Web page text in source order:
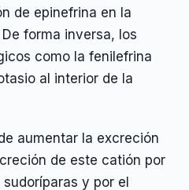
de epinefrina en la
De forma inversa, los
como la fenilefrina
al interior de la
aumentar la excreción
de este catión por
y por el